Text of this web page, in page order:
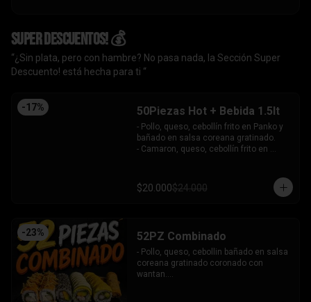
SUPER DESCUENTOS! 💰
“¿Sin plata, pero con hambre? No pasa nada, la Sección Super
Descuento! está hecha para ti “
-17% 50Piezas Hot + Bebida 1.5lt
- Pollo, queso, cebollín frito en Panko y
bañado en salsa coreana gratinado.
- Camaron, queso, cebollín frito en
bañado en salsa tari.
- Salmón, queso, cebollín frito en Panko.
$20.000$24.000
-23% 52PZ Combinado
- Pollo, queso, cebollin bañado en salsa
coreana gratinado coronado con
wantan.